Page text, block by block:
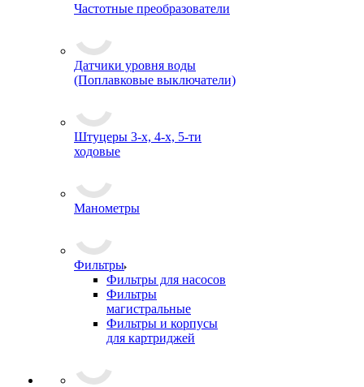
Частотные преобразователи
Датчики уровня воды
(Поплавковые выключатели)
Штуцеры 3-х, 4-х, 5-ти
ходовые
Манометры
Фильтры
Фильтры для насосов
Фильтры
магистральные
Фильтры и корпусы
для картриджей